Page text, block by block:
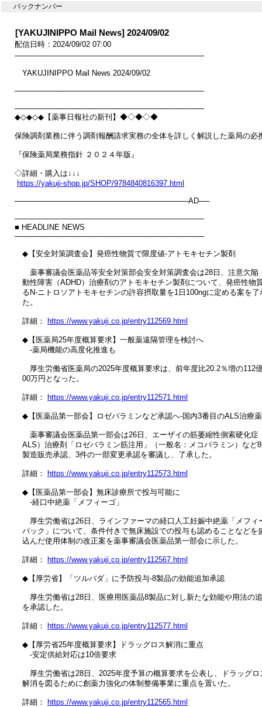
バックナンバー
[YAKUJINIPPO Mail News] 2024/09/02
配信日時：2024/09/02 07:00
────────────────────────────────────
YAKUJINIPPO Mail News 2024/09/02
────────────────────────────────────
────────────────────────────────────
◆◇◆◇◆【薬事日報社の新刊】◆◇◆◇◆
保険調剤業務に伴う調剤報酬請求実務の全体を詳しく解説した薬局の必
『保険薬局業務指針 ２０２４年版』
◇詳細・購入は↓↓↓
https://yakuji-shop.jp/SHOP/9784840816397.html
─────────────────────────────────AD──
────────────────────────────────────
■ HEADLINE NEWS
────────────────────────────────────
◆【安全対策調査会】発癌性物質で限度値‐アトモキセチン製剤
薬事審議会医薬品等安全対策部会安全対策調査会は28日、注意欠陥
動性障害（ADHD）治療剤のアトモキセチン製剤について、発癌性物
るN-ニトロソアトモキセチンの許容摂取量を1日100ngに定める案を了
た。
詳細： https://www.yakuji.co.jp/entry112569.html
◆【医薬局25年度概算要求】一般薬遠隔管理を検討へ
‐薬局機能の高度化推進も
厚生労働省医薬局の2025年度概算要求は、前年度比20.2％増の112
00万円となった。
詳細： https://www.yakuji.co.jp/entry112571.html
◆【医薬品第一部会】ロゼバラミンなど承認へ‐国内3番目のALS治療薬
薬事審議会医薬品第一部会は26日、エーザイの筋萎縮性側索硬化症
ALS）治療剤「ロゼバラミン筋注用」（一般名：メコバラミン）など
製造販売承認、3件の一部変更承認を審議し、了承した。
詳細： https://www.yakuji.co.jp/entry112573.html
◆【医薬品第一部会】無床診療所で投与可能に
‐経口中絶薬「メフィーゴ」
厚生労働省は26日、ラインファーマの経口人工妊娠中絶薬「メフィ
パック」について、条件付きで無床施設での投与も認めることなどを
込んだ使用体制の改正案を薬事審議会医薬品第一部会に示した。
詳細： https://www.yakuji.co.jp/entry112567.html
◆【厚労省】「ツルバダ」に予防投与‐8製品の効能追加承認
厚生労働省は28日、医療用医薬品8製品に対し新たな効能や用法の
を承認した。
詳細： https://www.yakuji.co.jp/entry112577.html
◆【厚労省25年度概算要求】ドラッグロス解消に重点
‐安定供給対応は10倍要求
厚生労働省は28日、2025年度予算の概算要求を公表し、ドラッグロ
解消を図るために創薬力強化の体制整備事業に重点を置いた。
詳細： https://www.yakuji.co.jp/entry112565.html